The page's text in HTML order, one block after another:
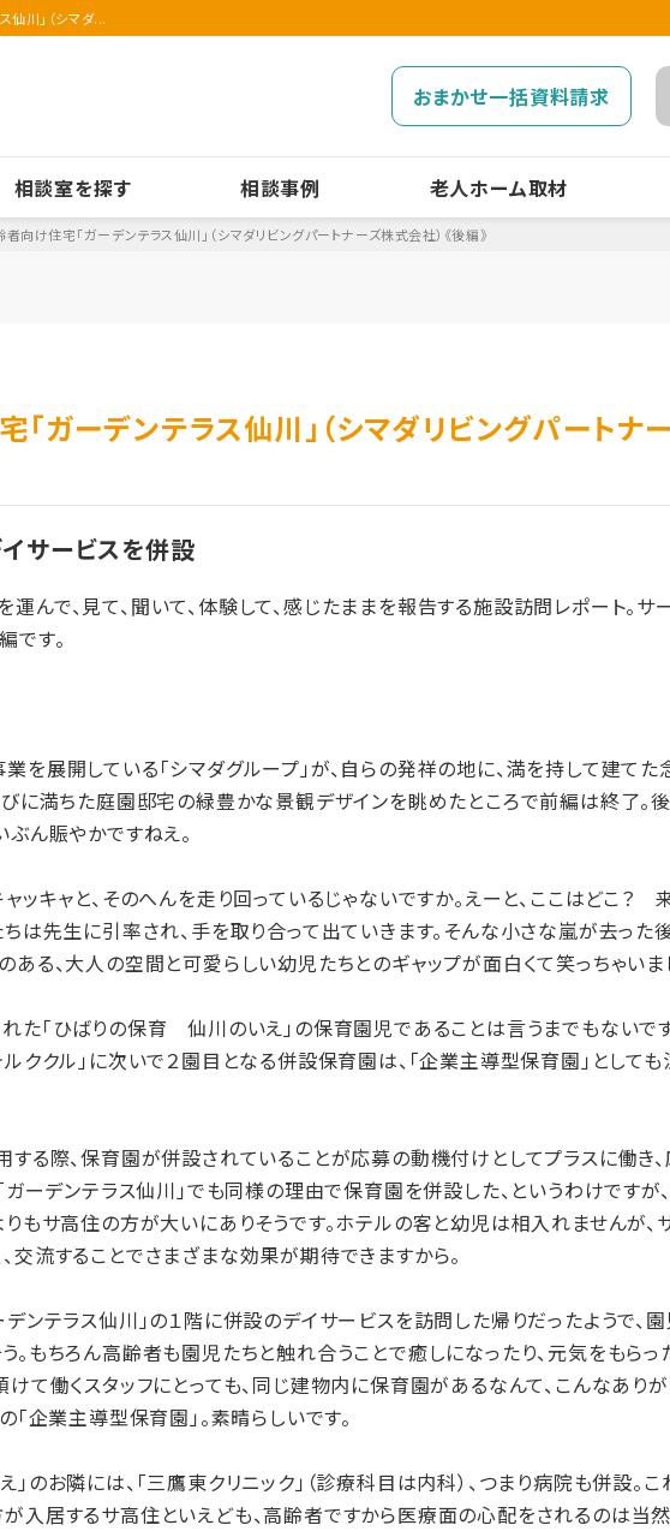
川」（シマダ...
おまかせ一括資料請求
相談室を探す 相談事例 老人ホーム取材
向け住宅「ガーデンテラス仙川」（シマダリビングパートナーズ株式会社）《後編》
ガーデンテラス仙川」（シマダリビングパートナ
サービスを併設
で、見て、聞いて、体験して、感じたままを報告する施設訪問レポート。サ
です。
を展開している「シマダグループ」が、自らの発祥の地に、満を持して建てた
びに満ちた庭園邸宅の緑豊かな景観デザインを眺めたところで前編は終了。
ん賑やかですねえ。
ッキャと、そのへんを走り回っているじゃないですか。えーと、ここはどこ？
は先生に引率され、手を取り合って出ていきます。そんな小さな嵐が去った
ある、大人の空間と可愛らしい幼児たちとのギャップが面白くて笑っちゃいま
た「ひばりの保育 仙川のいえ」の保育園児であることは言うまでもないです
ククル」に次いで２園目となる併設保育園は、「企業主導型保育園」として
する際、保育園が併設されていることが応募の動機付けとしてプラスに働き
ガーデンテラス仙川」でも同様の理由で保育園を併設した、というわけですが
りもサ高住の方が大いにありそうです。ホテルの客と幼児は相入れませんが
交流することでさまざまな効果が期待できますから。
ンテラス仙川」の１階に併設のデイサービスを訪問した帰りだったようで、
もちろん高齢者も園児たちと触れ合うことで癒しになったり、元気をもらっ
て働くスタッフにとっても、同じ建物内に保育園があるなんて、こんなあり
「企業主導型保育園」。素晴らしいです。
お隣には、「三鷹東クリニック」（診療科目は内科）、つまり病院も併設。
入居するサ高住といえども、高齢者ですから医療面の心配をされるのは当然